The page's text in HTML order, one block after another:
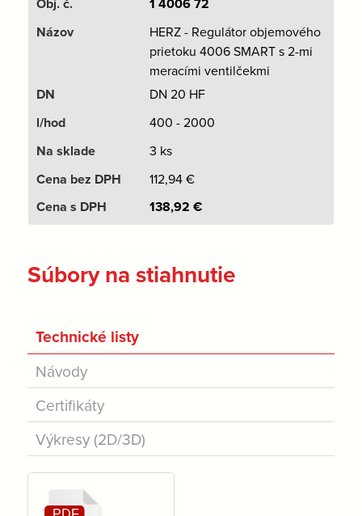
HERZ - Regulátor objemového
prietoku 4006 SMART s 2-mi
meracími ventilčekmi
DN 20 HF
400 - 2000
3 ks
112,94€
138,92 €
Súbory na stiahnutie
Technické listy
Návody
Certifikáty
Výkresy (2D/3D)